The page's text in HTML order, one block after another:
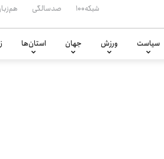
شبکه۱۰۰ صدسالگی
سیاست ورزش جهان استان‌ها